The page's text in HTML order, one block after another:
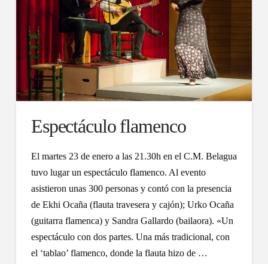
Espectáculo flamenco
El martes 23 de enero a las 21.30h en el C.M. Belagua
tuvo lugar un espectáculo flamenco. Al evento
asistieron unas 300 personas y contó con la presencia
de Ekhi Ocaña (flauta travesera y cajón); Urko Ocaña
(guitarra flamenca) y Sandra Gallardo (bailaora). «Un
espectáculo con dos partes. Una más tradicional, con
el ‘tablao’ flamenco, donde la flauta hizo de …